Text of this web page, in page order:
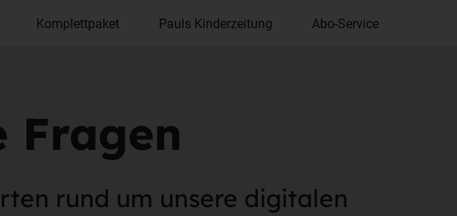
Komplettpaket Pauls Kinderzeitung Abo-Service
Fragen
rund um unsere digitalen